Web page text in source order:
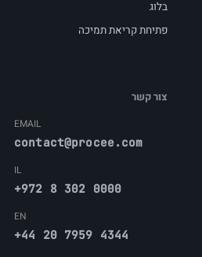
בלוג
פתיחת קריאת תמיכה
צור קשר
EMAIL
contact@procee.com
IL
+972 8 302 0000
EN
+44 20 7959 4344